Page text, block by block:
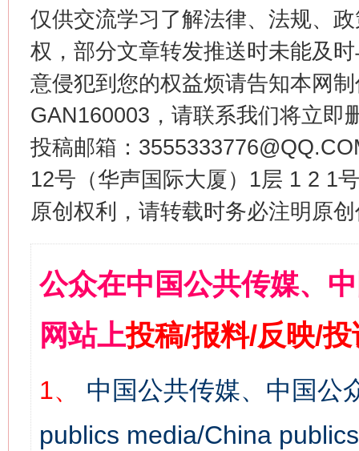
仅供交流学习了解法律、法规、
权，部分文章转发推送时未能及
意侵犯到您的权益烦请告知本网
GAN160003，请联系我们将立即
投稿邮箱：
12号（华声国际大厦）1层 1 2 1
原创权利，请转载时务必注明原
公众在中国公共传媒、
网站上投稿/报料/反映/
1、
中国公共传媒、中国公
publics media/China